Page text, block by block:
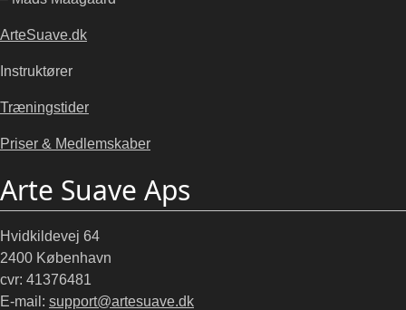
ArteSuave.dk
Instruktører
Træningstider
Priser & Medlemskaber
Arte Suave Aps
Hvidkildevej 64
2400 København
cvr: 41376481
E-mail: support@artesuave.dk